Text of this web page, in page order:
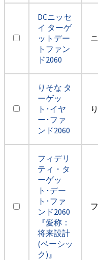
DCニッセ
イ ターゲ
ットデー
トファン
ド2060
りそな タ
ーゲッ
ト･イヤ
ー･ファ
ンド2060
フィデリ
ティ・タ
ーゲッ
ト･デー
ト･ファ
ンド2060
『愛称：
将来設計
(ベーシッ
ク)』